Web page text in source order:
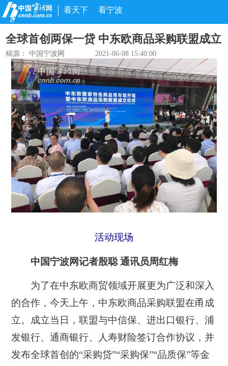
看天下 看宁波
全球首创两保一贷 中东欧商品采购联盟成立
稿源： 中国宁波网 2021-06-08 15:40:00
活动现场
中国宁波网记者殷聪 通讯员周红梅
为了在中东欧商贸领域开展更为广泛和深入
的合作，今天上午，中东欧商品采购联盟在甬成
立。成立当日，联盟与中信保、进出口银行、浦
发银行、通商银行、人寿财险签订合作协议，并
发布全球首创的“采购贷”“采购保”“品质保”等金